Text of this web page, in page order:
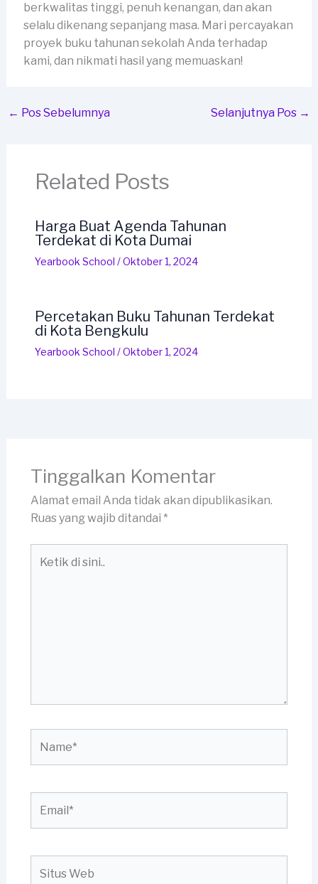
berkwalitas tinggi, penuh kenangan, dan akan
selalu dikenang sepanjang masa. Mari percayakan
proyek buku tahunan sekolah Anda terhadap
kami, dan nikmati hasil yang memuaskan!
← Pos Sebelumnya Selanjutnya Pos →
Related Posts
Harga Buat Agenda Tahunan
Terdekat di Kota Dumai
Yearbook School /Oktober 1, 2024
Percetakan Buku Tahunan Terdekat
di Kota Bengkulu
Yearbook School /Oktober 1, 2024
Tinggalkan Komentar
Alamat email Anda tidak akan dipublikasikan.
Ruas yang wajib ditandai *